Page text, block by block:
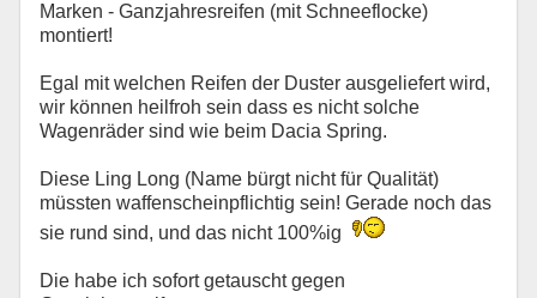
Marken - Ganzjahresreifen (mit Schneeflocke)
montiert!
Egal mit welchen Reifen der Duster ausgeliefert wird,
wir können heilfroh sein dass es nicht solche
Wagenräder sind wie beim Dacia Spring.
Diese Ling Long (Name bürgt nicht für Qualität)
müssten waffenscheinpflichtig sein! Gerade noch das
sie rund sind, und das nicht 100%ig
Die habe ich sofort getauscht gegen